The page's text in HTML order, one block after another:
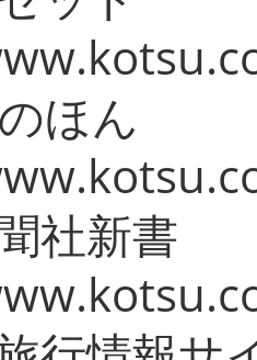
ほん
社新書